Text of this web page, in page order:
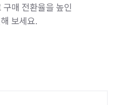
매 전환율을 높인
보세요.